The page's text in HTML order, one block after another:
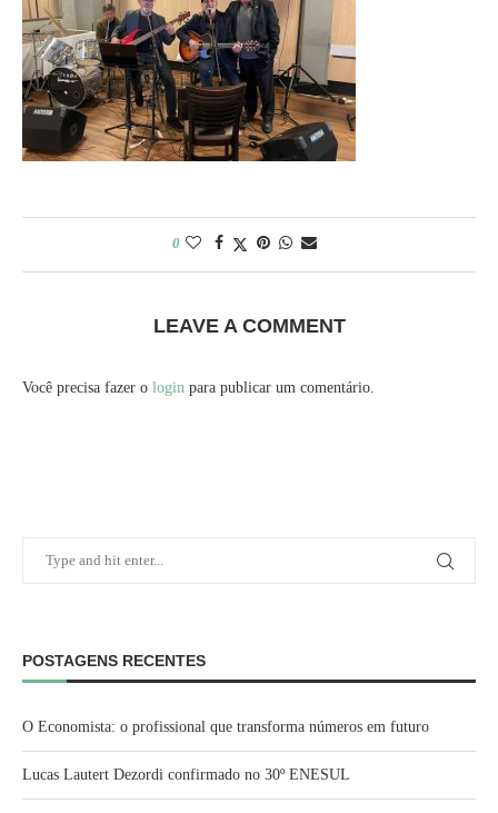
0
LEAVE A COMMENT
Você precisa fazer o login para publicar um comentário.
POSTAGENS RECENTES
O Economista: o profissional que transforma números em futuro
Lucas Lautert Dezordi confirmado no 30º ENESUL